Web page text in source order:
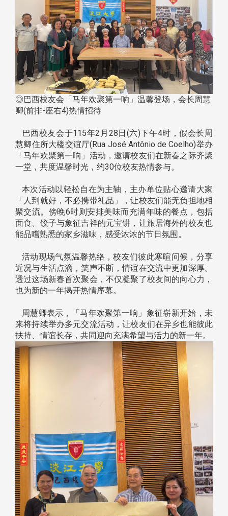
◎巴西校友会「马年欢聚第一响」温馨登场，会长周慧
卿(前排-座右4)热情招待
巴西校友会于115年2月28日(六)下午4时，假会长周
慧卿住所大楼交谊厅(Rua José Antônio de Coelho)举办
「马年欢聚第一响」活动，邀请校友们在新春之际齐聚
一堂，共度温馨时光，约30位校友热情参与。
本次活动以轻松自在为主轴，主办单位贴心邀请大家
「人到就好，不必携带礼品」，让校友们能无负担地相
聚交流。傍晚6时则安排美味而充满年味的餐点，包括
面食、饺子与象征吉祥的元宝饼，让旅居海外的校友也
能品嚐熟悉的家乡滋味，感受浓浓的节日氛围。
活动现场气氛温馨热络，校友们彼此寒暄问候，分享
近况与生活点滴，笑声不断，情谊在交流中更加深厚。
透过这场新春首次聚会，不仅凝聚了校友间的向心力，
也为新的一年揭开热情序幕。
周慧卿表示，「马年欢聚第一响」象征崭新开始，未
来将持续举办多元交流活动，让校友们在异乡也能彼此
扶持、情谊长存，共同迎向充满希望与活力的新一年。